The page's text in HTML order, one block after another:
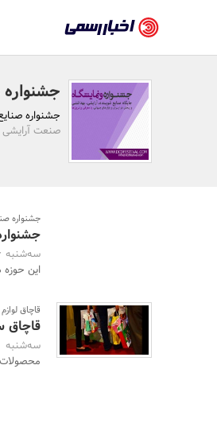
رسمی
اخبار
تایید
سازمان‌ها
روابط
عمومی‌ها
جشنواره
صنعت آرایشی
جشنواره
سه‌شنبه 6 خرداد 93، 12:46 -
این
قاچاق
قاچاق سالانه 500 هزار تن
سه‌شنبه 6 خرداد 93، 10:43 -